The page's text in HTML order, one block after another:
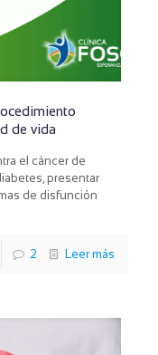
de vida
el cáncer de
presentar
de disfunción
2 Leer más